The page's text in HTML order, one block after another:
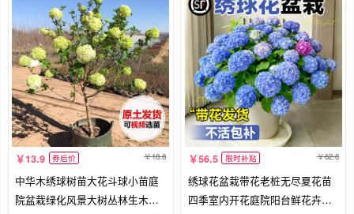
13.9 券后价 18.8
中华木绣球树苗大花斗球小苗庭
院盆栽绿化风景大树丛林生木本
56.5 限时补贴 62.8
绣球花盆栽带花老桩无尽夏花苗
四季室内开花庭院阳台鲜花卉绿